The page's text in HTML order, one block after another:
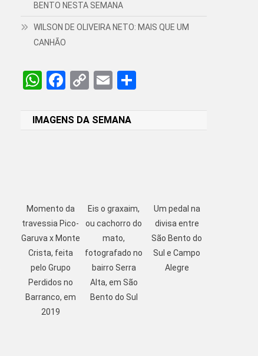
BENTO NESTA SEMANA
WILSON DE OLIVEIRA NETO: MAIS QUE UM
CANHÃO
WhatsApp
Facebook
CopyEmail
IMAGENS DA SEMANA
Momento da
travessia Pico-
Garuva x Monte
Crista, feita
pelo Grupo
Perdidos no
Barranco, em
2019
Eis o graxaim,
ou cachorro do
mato,
fotografado no
bairro Serra
Alta, em São
Bento do Sul
Um pedal na
divisa entre
São Bento do
Sul e Campo
Alegre